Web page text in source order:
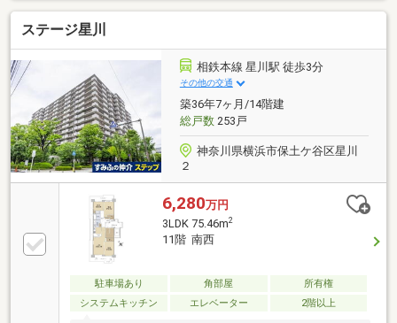
ステージ星川
相鉄本線 星川駅 徒歩3分
その他の交通
築36年7ヶ月/14階建
総戸数253戸
神奈川県横浜市保土ケ谷区星川
２
6,280万円
3LDK 75.46m2
11階 南西
駐車場あり 角部屋
所有権
システムキッチン
エレベーター 2階以上